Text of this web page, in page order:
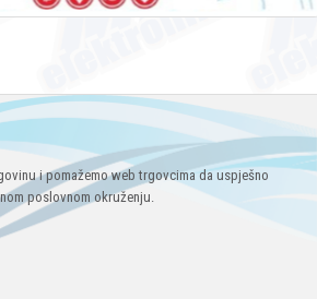
i pomažemo web trgovcima da uspješno
poslovnom okruženju.